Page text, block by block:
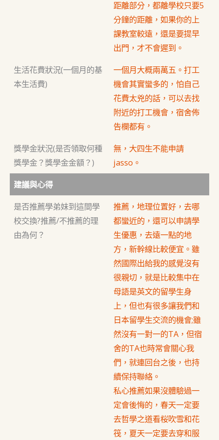
距離部分，都離學校只要5
分鐘的距離，如果你的上
課教室較遠，還是要提早
出門，才不會遲到。
生活花費狀況(一個月的基
本生活費)
一個月大概兩萬五。打工
機會其實蠻多的，怕自己
花費太兇的話，可以去找
附近的打工機會，宿舍佈
告欄都有。
獎學金狀況(是否領取何種
獎學金？獎學金金額？)
無，大四生不能申請
jasso。
建議與心得
是否推薦學弟妹到這間學
校交換?推薦/不推薦的理
由為何？
推薦，地理位置好，去哪
都蠻近的，還可以申請學
生優惠，去遠一點的地
方，新幹線比較便宜。雖
然國際出給我的感覺沒有
很親切，就是比較集中在
母語是英文的留學生身
上，但也有很多讓我們和
日本留學生交流的機會;雖
然沒有一對一的TA，但宿
舍的TA也時常會關心我
們，就連回台之後，也持
續保持聯絡。
私心推薦如果沒體驗過一
定會後悔的，春天一定要
去哲學之道看桜吹雪和花
筏，夏天一定要去穿和服